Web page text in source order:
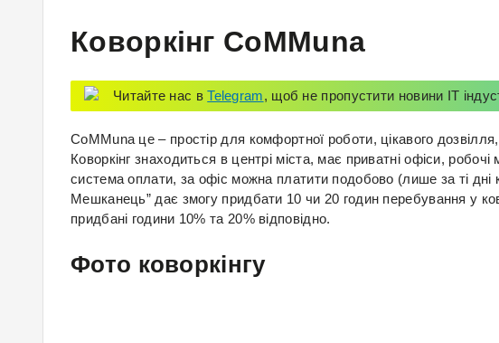
Коворкінг CoMMuna
Читайте нас вTelegram, щоб не пропустити новини IT
CoMMuna це – простір для комфортної роботи, цікавого
Коворкінг знаходиться в центрі міста, має приватні офіси,
система оплати, за офіс можна платити подобово (лише за ті
Мешканець” дає змогу придбати 10 чи 20 годин перебування у
придбані години 10% та 20% відповідно.
Фото коворкінгу